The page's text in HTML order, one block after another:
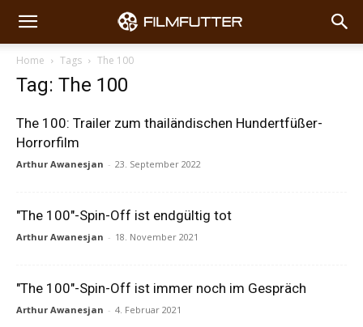
Home Tags The 100
Tag: The 100
The 100: Trailer zum thailändischen Hundertfüßer-
Horrorfilm
Arthur Awanesjan - 23. September 2022
"The 100"-Spin-Off ist endgültig tot
Arthur Awanesjan - 18. November 2021
"The 100"-Spin-Off ist immer noch im Gespräch
Arthur Awanesjan - 4. Februar 2021